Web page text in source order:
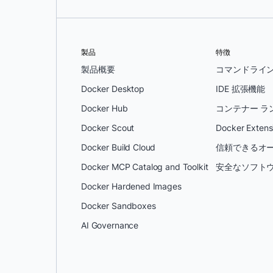
製品
製品概要
Docker Desktop
Docker Hub
Docker Scout
Docker Build Cloud
Docker MCP Catalog and Toolkit
Docker Hardened Images
Docker Sandboxes
AI Governance
特徴
コマンドライ
IDE 拡張機能
コンテナー ラ
Docker
信頼できるオ
安全なソフト